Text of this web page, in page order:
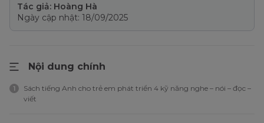
Tác giả: Hoàng Hà
Ngày cập nhật: 18/09/2025
Nội dung chính
1
Sách tiếng Anh cho trẻ em phát triển 4 kỹ năng nghe – nói – đọc –
viết